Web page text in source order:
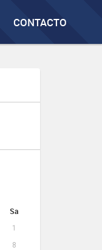
CONTACTO
Sa
1
8